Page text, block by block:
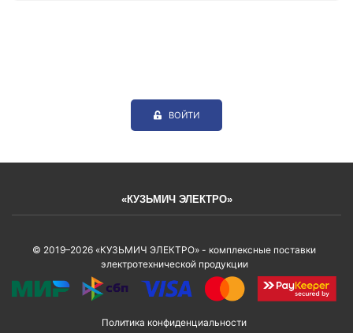
ВОЙТИ
«КУЗЬМИЧ ЭЛЕКТРО»
© 2019–2026 «КУЗЬМИЧ ЭЛЕКТРО» - комплексные поставки
электротехнической продукции
Политика конфиденциальности